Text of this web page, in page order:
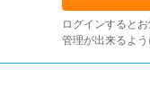
ログインすると
管理が出来るよ